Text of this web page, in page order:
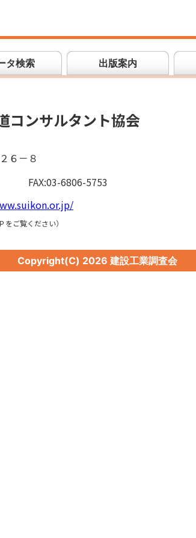
タ検索 出版案内
コンサルタント協会
６－８
FAX:03-6806-5753
をご覧ください）
Copyright(C) 2026 建設工業調査会